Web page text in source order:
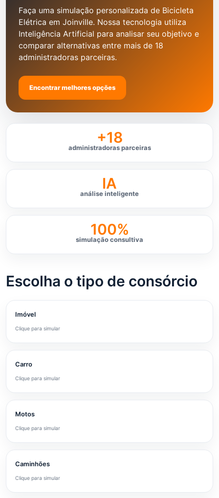
Faça uma simulação personalizada de Bicicleta
Elétrica em Joinville. Nossa tecnologia utiliza
Inteligência Artificial para analisar seu objetivo e
comparar alternativas entre mais de 18
administradoras parceiras.
Encontrar melhores opções
+18
administradoras parceiras
IA
análise inteligente
100%
simulação consultiva
Escolha o tipo de consórcio
Imóvel
Clique para simular
Carro
Clique para simular
Motos
Clique para simular
Caminhões
Clique para simular